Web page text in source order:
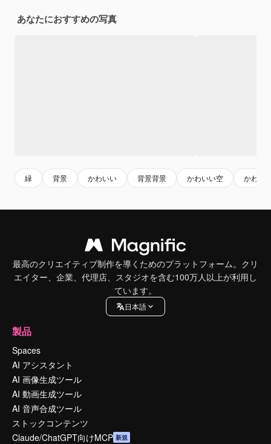
あなたにおすすめの写真
緑 背景 かわいい 背景背景 かわいい空 かわい
最高のクリエイティブ制作を導くためのプラットフォーム。クリ
エイター、企業、代理店、スタジオを含む100万人以上が利用し
ています。
日本語
製品
Spaces
AI アシスタント
AI 画像生成ツール
AI 動画生成ツール
AI 音声合成ツール
ストックコンテンツ
Claude/ChatGPT向けMCP 新規